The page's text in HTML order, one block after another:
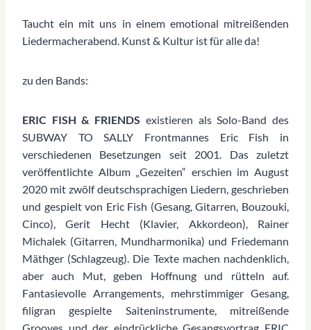
Taucht ein mit uns in einem emotional mitreißenden
Liedermacherabend. Kunst & Kultur ist für alle da!
zu den Bands:
ERIC FISH & FRIENDS existieren als Solo-Band des
SUBWAY TO SALLY Frontmannes Eric Fish in
verschiedenen Besetzungen seit 2001. Das zuletzt
veröffentlichte Album „Gezeiten“ erschien im August
2020 mit zwölf deutschsprachigen Liedern, geschrieben
und gespielt von Eric Fish (Gesang, Gitarren, Bouzouki,
Cinco), Gerit Hecht (Klavier, Akkordeon), Rainer
Michalek (Gitarren, Mundharmonika) und Friedemann
Mäthger (Schlagzeug). Die Texte machen nachdenklich,
aber auch Mut, geben Hoffnung und rütteln auf.
Fantasievolle Arrangements, mehrstimmiger Gesang,
filigran gespielte Saiteninstrumente, mitreißende
Grooves und der eindrückliche Gesangsvortrag ERIC